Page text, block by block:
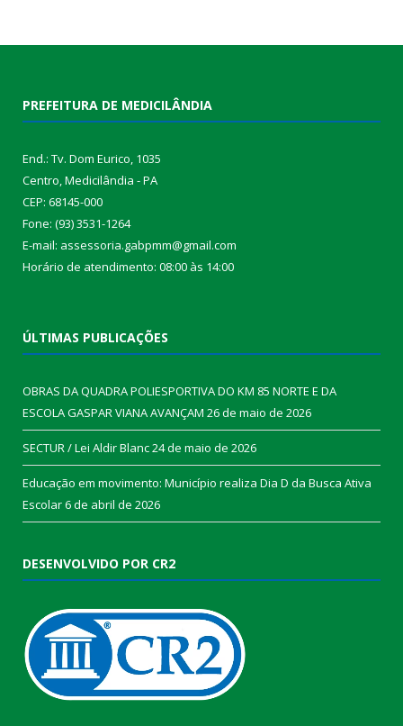
PREFEITURA DE MEDICILÂNDIA
End.: Tv. Dom Eurico, 1035
Centro, Medicilândia - PA
CEP: 68145-000
Fone: (93) 3531-1264
E-mail: assessoria.gabpmm@gmail.com
Horário de atendimento: 08:00 às 14:00
ÚLTIMAS PUBLICAÇÕES
OBRAS DA QUADRA POLIESPORTIVA DO KM 85 NORTE E DA
ESCOLA GASPAR VIANA AVANÇAM 26 de maio de 2026
SECTUR / Lei Aldir Blanc24 de maio de 2026
Educação em movimento: Município realiza Dia D da Busca Ativa
Escolar6 de abril de 2026
DESENVOLVIDO POR CR2